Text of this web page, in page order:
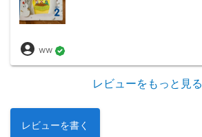
ww
レビューをもっと見る
レビューを書く